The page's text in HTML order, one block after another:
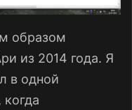
образом
из 2014 года. Я
в одной
когда